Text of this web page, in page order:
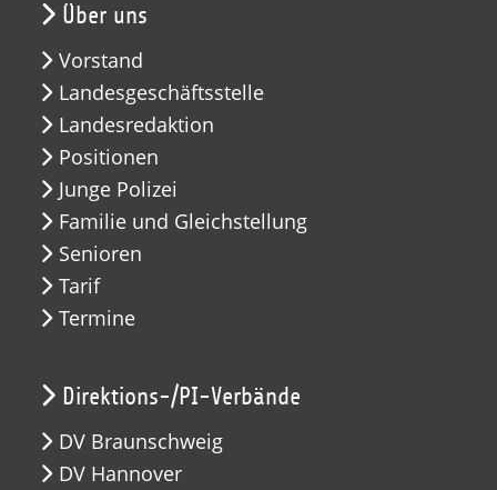
Über uns
Vorstand
Landesgeschäftsstelle
Landesredaktion
Positionen
Junge Polizei
Familie und Gleichstellung
Senioren
Tarif
Termine
Direktions-/PI-Verbände
DV Braunschweig
DV Hannover